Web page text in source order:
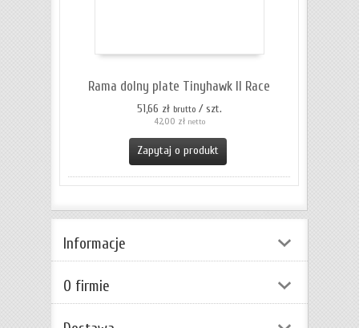
Rama dolny plate Tinyhawk II Race
51,66 zł brutto / szt.
42,00 zł netto
Zapytaj o produkt
Informacje
O firmie